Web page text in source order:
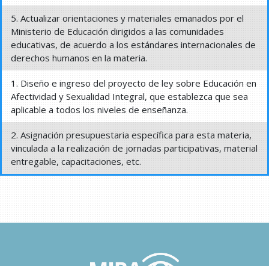
5. Actualizar orientaciones y materiales emanados por el
Ministerio de Educación dirigidos a las comunidades
educativas, de acuerdo a los estándares internacionales de
derechos humanos en la materia.
1. Diseño e ingreso del proyecto de ley sobre Educación en
Afectividad y Sexualidad Integral, que establezca que sea
aplicable a todos los niveles de enseñanza.
2. Asignación presupuestaria específica para esta materia,
vinculada a la realización de jornadas participativas, material
entregable, capacitaciones, etc.